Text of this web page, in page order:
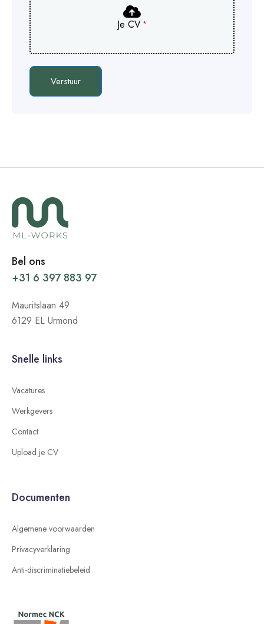
Je CV
Verstuur
Bel ons
+31 6 397 883 97
Mauritslaan 49
6129 EL Urmond
Snelle links
Vacatures
Werkgevers
Contact
Upload je CV
Documenten
Algemene voorwaarden
Privacyverklaring
Anti-discriminatiebeleid